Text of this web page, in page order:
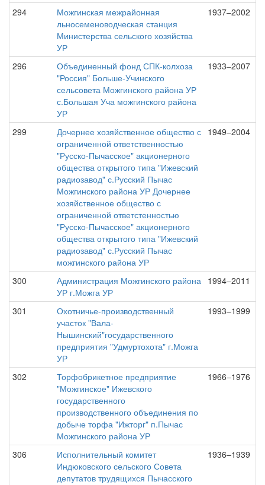
294
Можгинская межрайонная
льносеменоводческая станция
Министерства сельского хозяйства
УР
1937–2002
296
Объединенный фонд СПК-колхоза
"Россия" Больше-Учинского
сельсовета Можгинского района УР
с.Большая Уча можгинского района
УР
1933–2007
299
Дочернее хозяйственное общество с
ограниченной ответственностью
"Русско-Пычасское" акционерного
общества открытого типа "Ижевский
радиозавод" с.Русский Пычас
Можгинского района УР Дочернее
хозяйственное общество с
ограниченной ответстенностью
"Русско-Пычасское" акционерного
общества открытого типа "Ижевский
радиозавод" с.Русский Пычас
можгинского района УР
1949–2004
300
Администрация Можгинского района
УР г.Можга УР
1994–2011
301
Охотничье-производственный
участок "Вала-
Нышинский"государственного
предприятия "Удмуртохота" г.Можга
УР
1993–1999
302
Торфобрикетное предприятие
"Можгинское" Ижевского
государственного
производственного объединения по
добыче торфа "Ижторг" п.Пычас
Можгинского района УР
1966–1976
306
Исполнительный комитет
Индюковского сельского Совета
депутатов трудящихся Пычасского
1936–1939